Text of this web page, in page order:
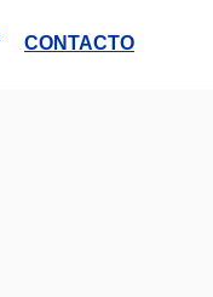
CONTACTO